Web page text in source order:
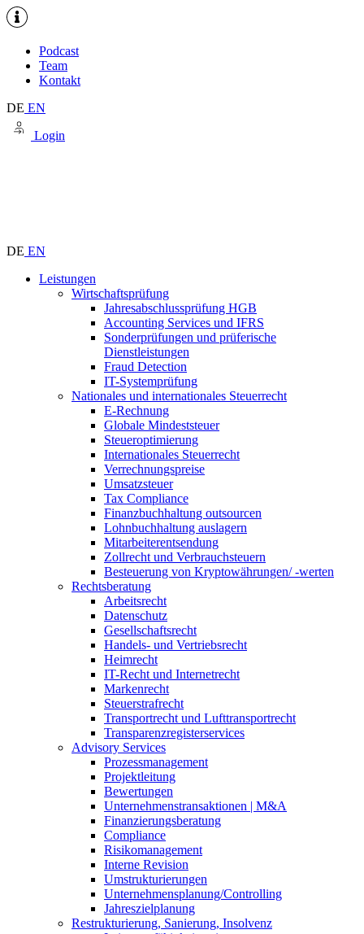
Podcast
Team
Kontakt
DE EN
Login
DE EN
Leistungen
Wirtschaftsprüfung
Jahresabschlussprüfung HGB
Accounting Services und IFRS
Sonderprüfungen und prüferische
Dienstleistungen
Fraud Detection
IT-Systemprüfung
Nationales und internationales Steuerrecht
E-Rechnung
Globale Mindeststeuer
Steueroptimierung
Internationales Steuerrecht
Verrechnungspreise
Umsatzsteuer
Tax Compliance
Finanzbuchhaltung outsourcen
Lohnbuchhaltung auslagern
Mitarbeiterentsendung
Zollrecht und Verbrauchsteuern
Besteuerung von Kryptowährungen/ -werten
Rechtsberatung
Arbeitsrecht
Datenschutz
Gesellschaftsrecht
Handels- und Vertriebsrecht
Heimrecht
IT-Recht und Internetrecht
Markenrecht
Steuerstrafrecht
Transportrecht und Lufttransportrecht
Transparenzregisterservices
Advisory Services
Prozessmanagement
Projektleitung
Bewertungen
Unternehmenstransaktionen | M&A
Finanzierungsberatung
Compliance
Risikomanagement
Interne Revision
Umstrukturierungen
Unternehmensplanung/Controlling
Jahreszielplanung
Restrukturierung, Sanierung, Insolvenz